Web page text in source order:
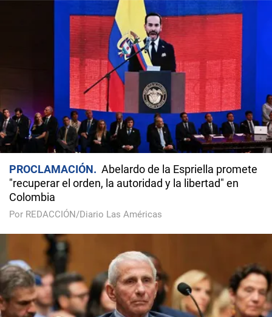
PROCLAMACIÓN
Abelardo de la Espriella promete
"recuperar el orden, la autoridad y la libertad" en
Colombia
Por REDACCIÓN/Diario Las Américas